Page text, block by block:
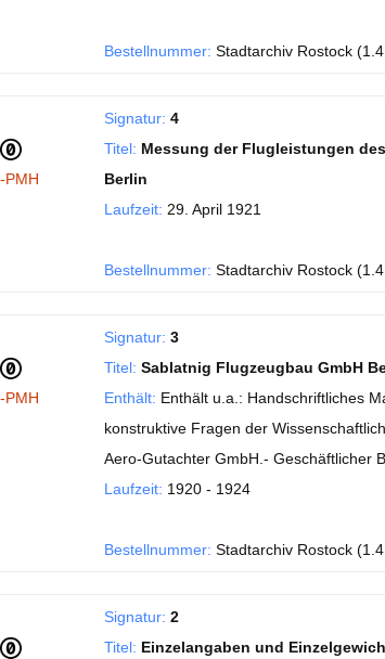
Bestellnummer: Stadtarchiv Rostock
PMH
Signatur: 4
Titel: Messung der Flugleistungen
Berlin
Laufzeit: 29. April 1921
Bestellnummer: Stadtarchiv Rostock
PMH
Signatur: 3
Titel: Sablatnig Flugzeugbau GmbH
Enthält: Enthält u.a.: Handschriftliches
konstruktive Fragen der
Aero-Gutachter GmbH.- Geschäftlicher
Laufzeit: 1920 - 1924
Bestellnummer: Stadtarchiv Rostock
Signatur: 2
Titel: Einzelangaben und